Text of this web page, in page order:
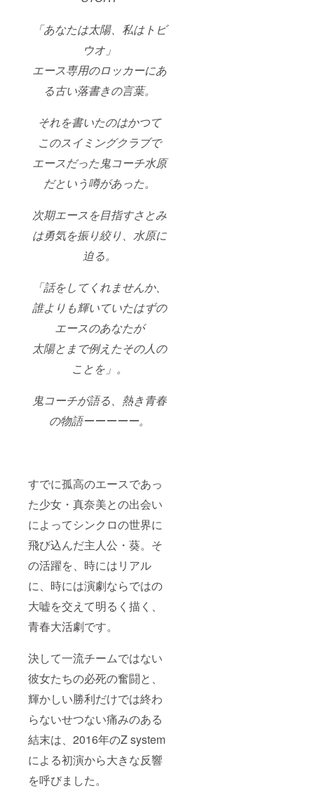
「あなたは太陽、私はトビ
ウオ」
エース専用のロッカーにあ
る古い落書きの言葉。
それを書いたのはかつて
このスイミングクラブで
エースだった鬼コーチ水原
だという噂があった。
次期エースを目指すさとみ
は勇気を振り絞り、水原に
迫る。
「話をしてくれませんか、
誰よりも輝いていたはずの
エースのあなたが
太陽とまで例えたその人の
ことを」。
鬼コーチが語る、熱き青春
の物語ーーーーー。
すでに孤高のエースであっ
た少女・真奈美との出会い
によってシンクロの世界に
飛び込んだ主人公・葵。そ
の活躍を、時にはリアル
に、時には演劇ならではの
大嘘を交えて明るく描く、
青春大活劇です。
決して一流チームではない
彼女たちの必死の奮闘と、
輝かしい勝利だけでは終わ
らないせつない痛みのある
結末は、2016年のZ system
による初演から大きな反響
を呼びました。